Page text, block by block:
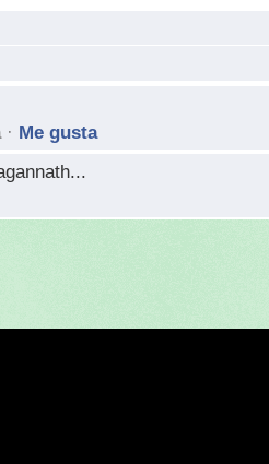
· Me gusta